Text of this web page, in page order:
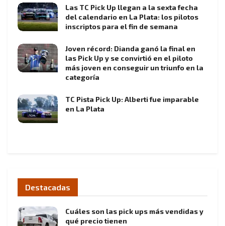
Las TC Pick Up llegan a la sexta fecha
del calendario en La Plata: los pilotos
inscriptos para el fin de semana
Joven récord: Dianda ganó la final en
las Pick Up y se convirtió en el piloto
más joven en conseguir un triunfo en la
categoría
TC Pista Pick Up: Alberti fue imparable
en La Plata
Destacadas
Cuáles son las pick ups más vendidas y
qué precio tienen